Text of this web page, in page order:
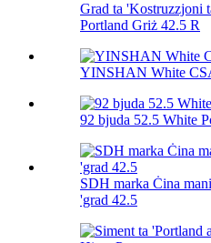
Grad ta 'Kostruzzjoni
Portland Griż 42.5 R
YINSHAN White
92 bjuda 52.5 White
SDH marka Ċina
'grad 42.5